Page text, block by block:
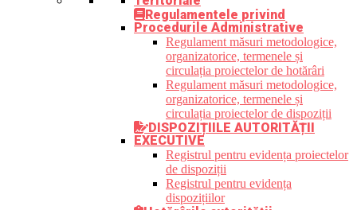
Regulamentele privind
Procedurile Administrative
Regulament măsuri metodologice,
organizatorice, termenele și
circulația proiectelor de hotărâri
Regulament măsuri metodologice,
organizatorice, termenele și
circulația proiectelor de dispoziții
DISPOZIȚIILE AUTORITĂȚII
EXECUTIVE
Registrul pentru evidența proiectelor
de dispoziții
Registrul pentru evidența
dispozițiilor